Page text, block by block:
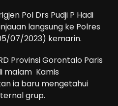
Pol Drs Pudji P Hadi
langsung ke Polres
07/2023) kemarin.
Provinsi Gorontalo Paris
malam Kamis
ia baru mengetahui
grup.